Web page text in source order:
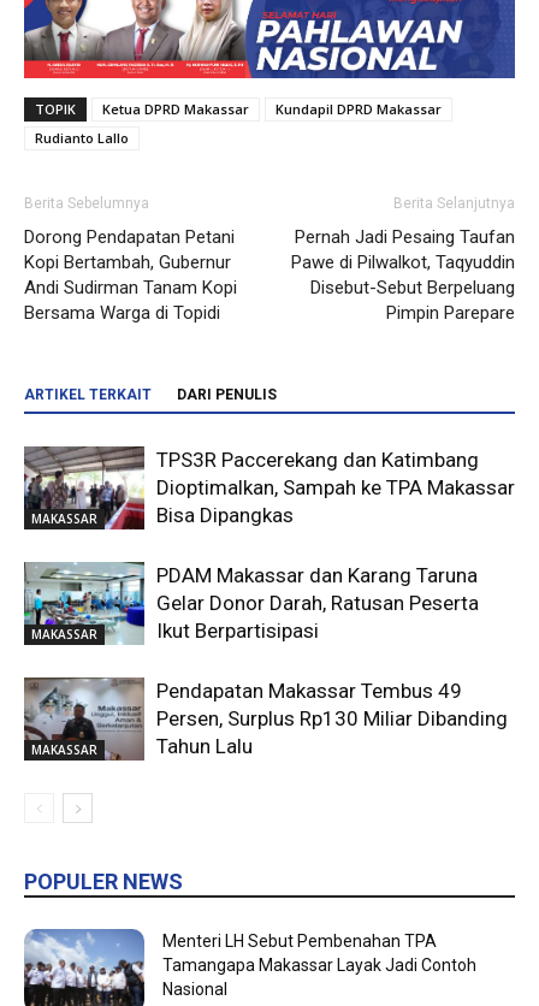
TOPIK Ketua DPRD Makassar
Kundapil DPRD Makassar
Rudianto Lallo
Berita Sebelumnya
Dorong Pendapatan Petani
Kopi Bertambah, Gubernur
Andi Sudirman Tanam Kopi
Bersama Warga di Topidi
Berita Selanjutnya
Pernah Jadi Pesaing Taufan
Pawe di Pilwalkot, Taqyuddin
Disebut-Sebut Berpeluang
Pimpin Parepare
ARTIKEL TERKAIT DARI PENULIS
MAKASSAR
TPS3R Paccerekang dan Katimbang
Dioptimalkan, Sampah ke TPA Makassar
Bisa Dipangkas
MAKASSAR
PDAM Makassar dan Karang Taruna
Gelar Donor Darah, Ratusan Peserta
Ikut Berpartisipasi
MAKASSAR
Pendapatan Makassar Tembus 49
Persen, Surplus Rp130 Miliar Dibanding
Tahun Lalu
POPULER NEWS
Menteri LH Sebut Pembenahan TPA
Tamangapa Makassar Layak Jadi Contoh
Nasional